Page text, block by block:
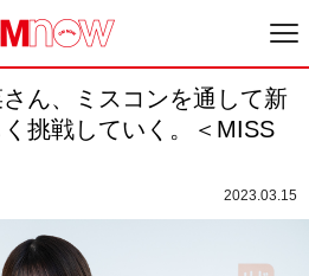
ん、ミスコンを通して新
挑戦していく。＜MISS
2023.03.15